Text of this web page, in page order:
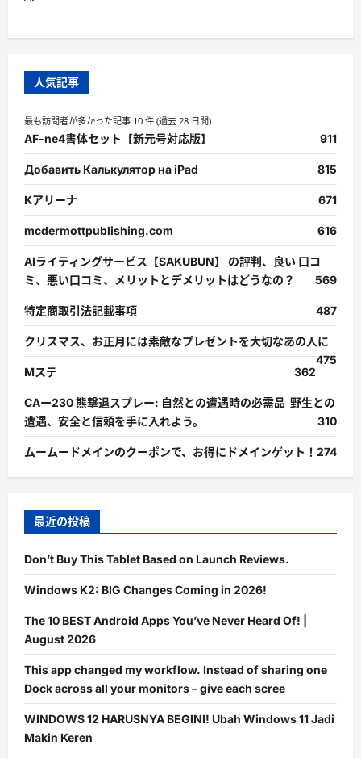
人気記事
最も訪問者が多かった記事 10 件 (過去 28 日間)
AF-ne4書体セット【新元号対応版】 911
Добавить Калькулятор на iPad 815
Kアリーナ 671
mcdermottpublishing.com 616
AIライティングサービス【SAKUBUN】 の評判、良い 口コ
ミ、悪い口コミ、メリットとデメリットはどうなの？
569
特定商取引法記載事項 487
クリスマス、お正月には素敵なプレゼントを大切なあの人に
475
Mステ
362
CAー230 熊撃退スプレー: 自然との遭遇時の必需品 野生との
遭遇、安全と信頼を手に入れよう。
310
ムームードメインのクーポンで、お得にドメインゲット！ 274
最近の投稿
Don’t Buy This Tablet Based on Launch Reviews.
Windows K2: BIG Changes Coming in 2026!
The 10 BEST Android Apps You’ve Never Heard Of! |
August 2026
This app changed my workflow. Instead of sharing one
Dock across all your monitors – give each scree
WINDOWS 12 HARUSNYA BEGINI! Ubah Windows 11 Jadi
Makin Keren